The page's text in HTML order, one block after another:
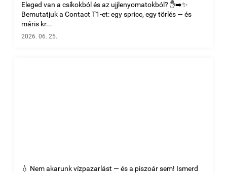
Eleged van a csíkokból és az ujjlenyomatokból? ✋➡️✨
Bemutatjuk a Contact T1-et: egy spricc, egy törlés — és
máris kr...
2026. 06. 25.
💧 Nem akarunk vízpazarlást — és a piszoár sem! Ismerd